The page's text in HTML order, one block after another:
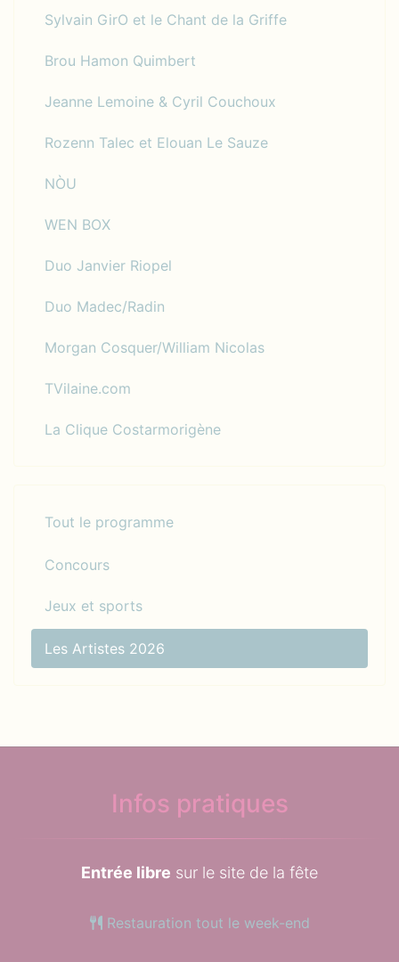
Sylvain GirO et le Chant de la Griffe
Brou Hamon Quimbert
Jeanne Lemoine & Cyril Couchoux
Rozenn Talec et Elouan Le Sauze
NÒU
WEN BOX
Duo Janvier Riopel
Duo Madec/Radin
Morgan Cosquer/William Nicolas
TVilaine.com
La Clique Costarmorigène
Tout le programme
Concours
Jeux et sports
Les Artistes 2026
Infos pratiques
Entrée libre sur le site de la fête
Restauration tout le week-end